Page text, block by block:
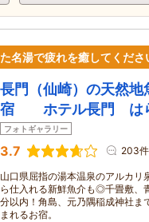
名湯で疲れを癒してくださ
長門（仙崎）の天然地
宿 ホテル長門 は
フォトギャラリー
3.7 203件
山口県屈指の湯本温泉のアルカリ
ら仕入れる新鮮魚介も◎千畳敷、
分以内！角島、元乃隅稲成神社ま
まれるお宿。